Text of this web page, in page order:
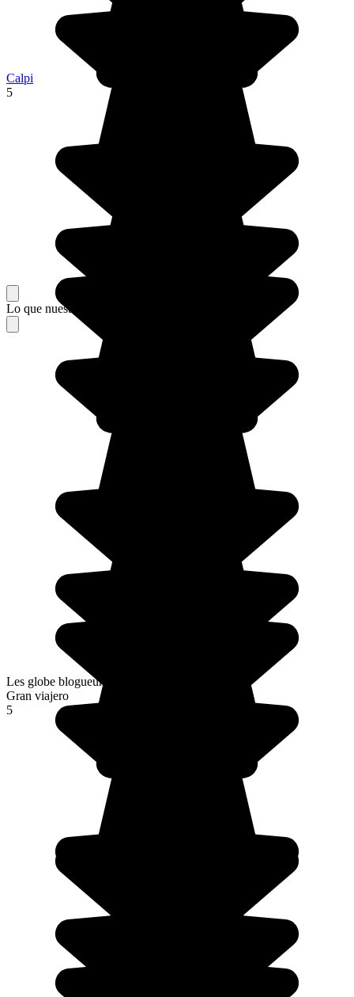
Calpi
5
Lo que nuestros viajeros piensan de su estancia
Les globe blogueurs
Gran viajero
5